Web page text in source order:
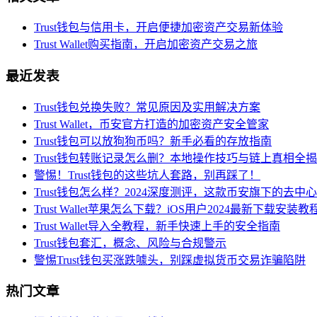
Trust钱包与信用卡，开启便捷加密资产交易新体验
Trust Wallet购买指南，开启加密资产交易之旅
最近发表
Trust钱包兑换失败？常见原因及实用解决方案
Trust Wallet，币安官方打造的加密资产安全管家
Trust钱包可以放狗狗币吗？新手必看的存放指南
Trust钱包转账记录怎么删？本地操作技巧与链上真相全
警惕！Trust钱包的这些坑人套路，别再踩了！
Trust钱包怎么样？2024深度测评，这款币安旗下的去中
Trust Wallet苹果怎么下载？iOS用户2024最新下载安装教
Trust Wallet导入全教程，新手快速上手的安全指南
Trust钱包套汇，概念、风险与合规警示
警惕Trust钱包买涨跌噱头，别踩虚拟货币交易诈骗陷阱
热门文章